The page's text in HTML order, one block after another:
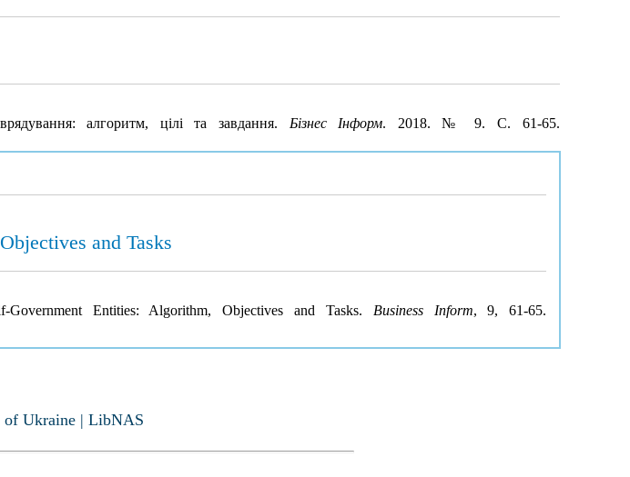
алгоритм, цілі та завдання. Бізнес Інформ. 2018. № 9. С. 61-65.
and Tasks
Entities: Algorithm, Objectives and Tasks. Business Inform, 9, 61-65.
of Ukraine | LibNAS